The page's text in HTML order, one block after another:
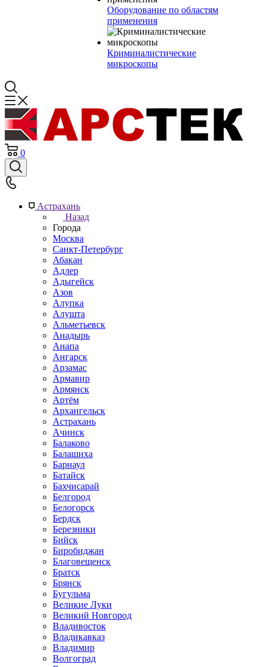
Оборудование по областям
применения
Криминалистические
микроскопы
0
Астрахань
Назад
Города
Москва
Санкт-Петербург
Абакан
Адлер
Адыгейск
Азов
Алупка
Алушта
Альметьевск
Анадырь
Анапа
Ангарск
Арзамас
Армавир
Армянск
Артём
Архангельск
Астрахань
Ачинск
Балаково
Балашиха
Барнаул
Батайск
Бахчисарай
Белгород
Белогорск
Бердск
Березники
Бийск
Биробиджан
Благовещенск
Братск
Брянск
Бугульма
Великие Луки
Великий Новгород
Владивосток
Владикавказ
Владимир
Волгоград